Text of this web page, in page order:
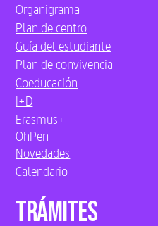
Organigrama
Plan de centro
Guía del estudiante
Plan de convivencia
Coeducación
I+D
Erasmus+
OhPen
Novedades
Calendario
Trámites